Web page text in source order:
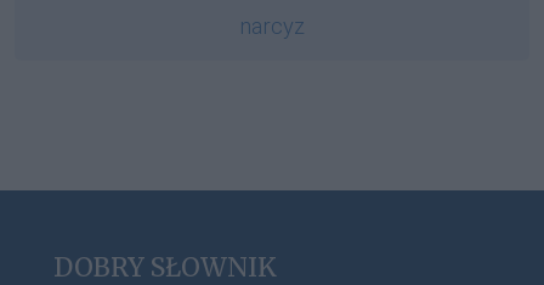
narcyz
DOBRY SŁOWNIK